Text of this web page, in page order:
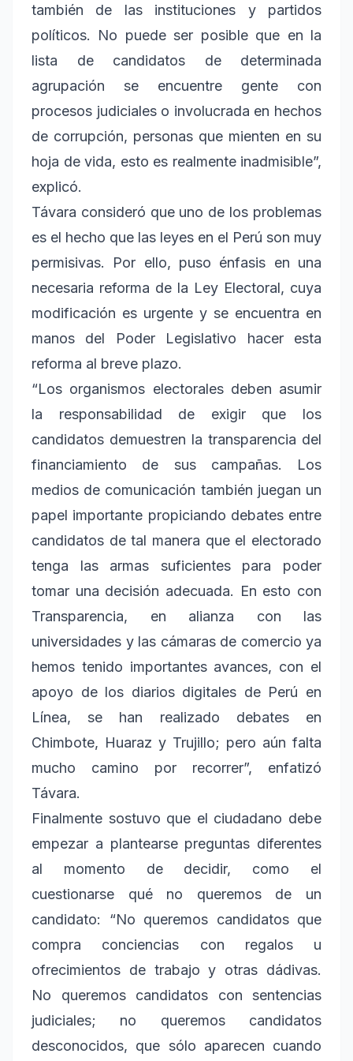
también de las instituciones y partidos
políticos. No puede ser posible que en la
lista de candidatos de determinada
agrupación se encuentre gente con
procesos judiciales o involucrada en hechos
de corrupción, personas que mienten en su
hoja de vida, esto es realmente inadmisible”,
explicó.
Távara consideró que uno de los problemas
es el hecho que las leyes en el Perú son muy
permisivas. Por ello, puso énfasis en una
necesaria reforma de la Ley Electoral, cuya
modificación es urgente y se encuentra en
manos del Poder Legislativo hacer esta
reforma al breve plazo.
“Los organismos electorales deben asumir
la responsabilidad de exigir que los
candidatos demuestren la transparencia del
financiamiento de sus campañas. Los
medios de comunicación también juegan un
papel importante propiciando debates entre
candidatos de tal manera que el electorado
tenga las armas suficientes para poder
tomar una decisión adecuada. En esto con
Transparencia, en alianza con las
universidades y las cámaras de comercio ya
hemos tenido importantes avances, con el
apoyo de los diarios digitales de Perú en
Línea, se han realizado debates en
Chimbote, Huaraz y Trujillo; pero aún falta
mucho camino por recorrer”, enfatizó
Távara.
Finalmente sostuvo que el ciudadano debe
empezar a plantearse preguntas diferentes
al momento de decidir, como el
cuestionarse qué no queremos de un
candidato: “No queremos candidatos que
compra conciencias con regalos u
ofrecimientos de trabajo y otras dádivas.
No queremos candidatos con sentencias
judiciales; no queremos candidatos
desconocidos, que sólo aparecen cuando